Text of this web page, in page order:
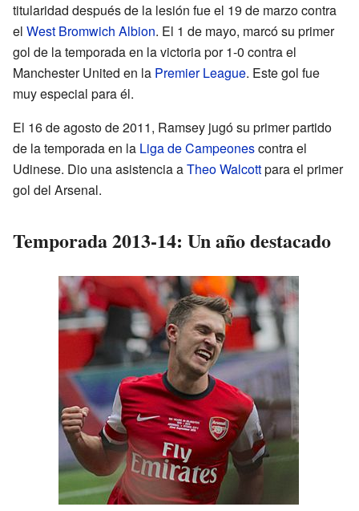
titularidad después de la lesión fue el 19 de marzo contra
el West Bromwich Albion. El 1 de mayo, marcó su primer
gol de la temporada en la victoria por 1-0 contra el
Manchester United en la Premier League. Este gol fue
muy especial para él.
El 16 de agosto de 2011, Ramsey jugó su primer partido
de la temporada en la Liga de Campeonescontra el
Udinese. Dio una asistencia aTheo Walcottpara el primer
gol del Arsenal.
Temporada 2013-14: Un año destacado